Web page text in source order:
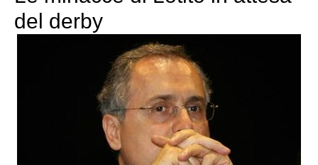
del derby